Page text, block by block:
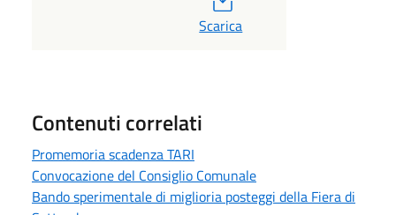
Scarica
Contenuti correlati
Promemoria scadenza TARI
Convocazione del Consiglio Comunale
Bando sperimentale di miglioria posteggi della Fiera di